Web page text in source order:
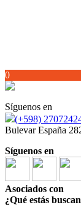
0
Síguenos en
(+598)
Bulevar España
Síguenos en
Asociados con
¿Qué estás